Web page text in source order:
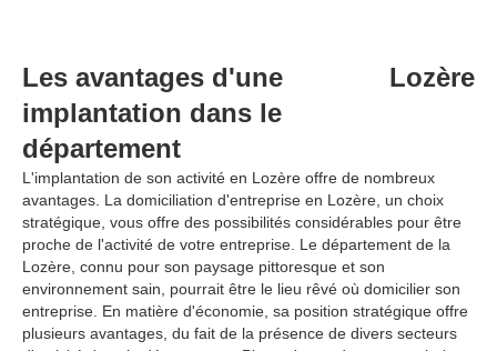
Les avantages d'une
implantation dans le
département
Lozère
L'implantation de son activité en Lozère offre de nombreux
avantages. La domiciliation d'entreprise en Lozère, un choix
stratégique, vous offre des possibilités considérables pour être
proche de l'activité de votre entreprise. Le département de la
Lozère, connu pour son paysage pittoresque et son
environnement sain, pourrait être le lieu rêvé où domicilier son
entreprise. En matière d'économie, sa position stratégique offre
plusieurs avantages, du fait de la présence de divers secteurs